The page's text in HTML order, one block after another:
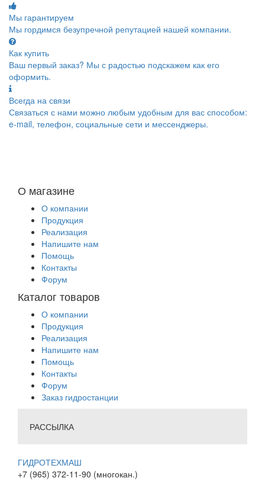
Мы гарантируем
Мы гордимся безупречной репутацией нашей компании.
Как купить
Ваш первый заказ? Мы с радостью подскажем как его
оформить.
Всегда на связи
Связаться с нами можно любым удобным для вас способом:
e-mail, телефон, социальные сети и мессенджеры.
О магазине
О компании
Продукция
Реализация
Напишите нам
Помощь
Контакты
Форум
Каталог товаров
О компании
Продукция
Реализация
Напишите нам
Помощь
Контакты
Форум
Заказ гидростанции
РАССЫЛКА
ГИДРОТЕХМАШ
+7 (965) 372-11-90 (многокан.)